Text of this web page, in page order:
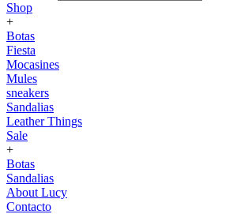
Shop
+
Botas
Fiesta
Mocasines
Mules
sneakers
Sandalias
Leather Things
Sale
+
Botas
Sandalias
About Lucy
Contacto